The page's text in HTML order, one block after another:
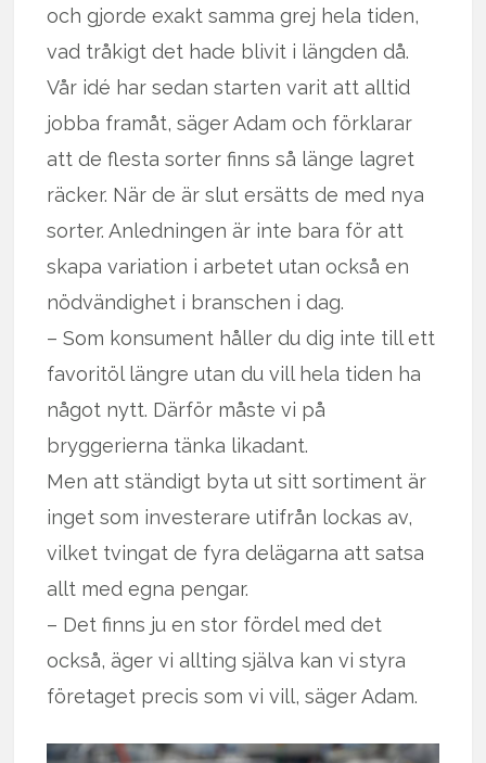
och gjorde exakt samma grej hela tiden,
vad tråkigt det hade blivit i längden då.
Vår idé har sedan starten varit att alltid
jobba framåt, säger Adam och förklarar
att de flesta sorter finns så länge lagret
räcker. När de är slut ersätts de med nya
sorter. Anledningen är inte bara för att
skapa variation i arbetet utan också en
nödvändighet i branschen i dag.
– Som konsument håller du dig inte till ett
favoritöl längre utan du vill hela tiden ha
något nytt. Därför måste vi på
bryggerierna tänka likadant.
Men att ständigt byta ut sitt sortiment är
inget som investerare utifrån lockas av,
vilket tvingat de fyra delägarna att satsa
allt med egna pengar.
– Det finns ju en stor fördel med det
också, äger vi allting själva kan vi styra
företaget precis som vi vill, säger Adam.